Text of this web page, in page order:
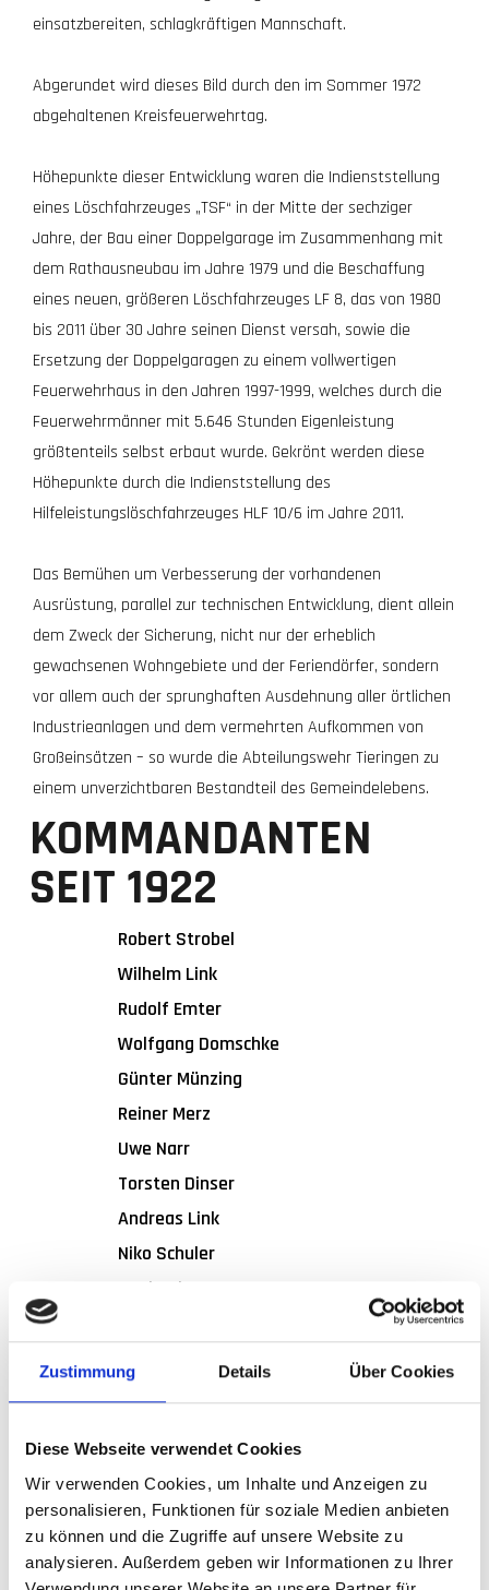
Zustimmung Details Über Cookies
Diese Webseite verwendet Cookies
Wir verwenden Cookies, um Inhalte und Anzeigen zu
personalisieren, Funktionen für soziale Medien anbieten
zu können und die Zugriffe auf unsere Website zu
analysieren. Außerdem geben wir Informationen zu Ihrer
einsatzbereiten, schlagkräftigen Mannschaft.
Abgerundet wird dieses Bild durch den im Sommer 1972
abgehaltenen Kreisfeuerwehrtag.
Höhepunkte dieser Entwicklung waren die Indienststellung
eines Löschfahrzeuges „TSF“ in der Mitte der sechziger
Jahre, der Bau einer Doppelgarage im Zusammenhang mit
dem Rathausneubau im Jahre 1979 und die Beschaffung
eines neuen, größeren Löschfahrzeuges LF 8, das von 1980
bis 2011 über 30 Jahre seinen Dienst versah, sowie die
Ersetzung der Doppelgaragen zu einem vollwertigen
Feuerwehrhaus in den Jahren 1997-1999, welches durch die
Feuerwehrmänner mit 5.646 Stunden Eigenleistung
größtenteils selbst erbaut wurde. Gekrönt werden diese
Höhepunkte durch die Indienststellung des
Hilfeleistungslöschfahrzeuges HLF 10/6 im Jahre 2011.
Das Bemühen um Verbesserung der vorhandenen
Ausrüstung, parallel zur technischen Entwicklung, dient allein
dem Zweck der Sicherung, nicht nur der erheblich
gewachsenen Wohngebiete und der Feriendörfer, sondern
vor allem auch der sprunghaften Ausdehnung aller örtlichen
Industrieanlagen und dem vermehrten Aufkommen von
Großeinsätzen – so wurde die Abteilungswehr Tieringen zu
einem unverzichtbaren Bestandteil des Gemeindelebens.
KOMMANDANTEN
SEIT 1922
Robert Strobel
Wilhelm Link
Rudolf Emter
Wolfgang Domschke
Günter Münzing
Reiner Merz
Uwe Narr
Torsten Dinser
Andreas Link
Niko Schuler
Benjamin Haug
GROSSEINSÄTZE DER F
REIWILLIGEN F
EUERWEHR T
IERINGEN